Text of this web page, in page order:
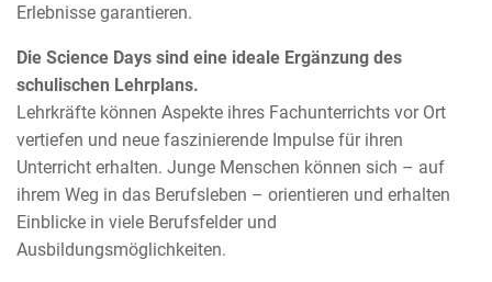
Erlebnisse garantieren.
Die Science Days sind eine ideale Ergänzung des
schulischen Lehrplans.
Lehrkräfte können Aspekte ihres Fachunterrichts vor Ort
vertiefen und neue faszinierende Impulse für ihren
Unterricht erhalten. Junge Menschen können sich – auf
ihrem Weg in das Berufsleben – orientieren und erhalten
Einblicke in viele Berufsfelder und
Ausbildungsmöglichkeiten.